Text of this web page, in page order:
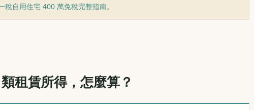
稅自用住宅 400 萬免稅完整指南。
租賃所得，怎麼算？